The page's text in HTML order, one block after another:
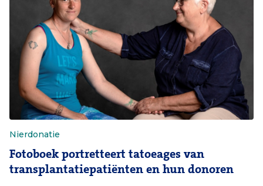
Nierdonatie
Fotoboek portretteert tatoeages van
transplantatiepatiënten en hun donoren